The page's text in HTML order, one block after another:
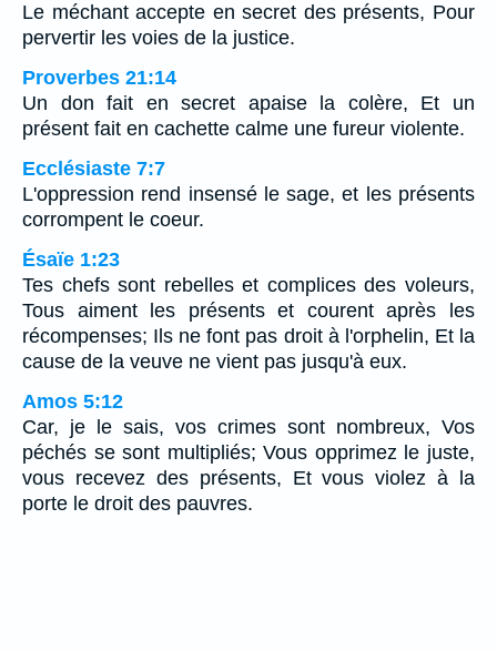
Le méchant accepte en secret des présents, Pour
pervertir les voies de la justice.
Proverbes 21:14
Un don fait en secret apaise la colère, Et un
présent fait en cachette calme une fureur violente.
Ecclésiaste 7:7
L'oppression rend insensé le sage, et les présents
corrompent le coeur.
Ésaïe 1:23
Tes chefs sont rebelles et complices des voleurs,
Tous aiment les présents et courent après les
récompenses; Ils ne font pas droit à l'orphelin, Et la
cause de la veuve ne vient pas jusqu'à eux.
Amos 5:12
Car, je le sais, vos crimes sont nombreux, Vos
péchés se sont multipliés; Vous opprimez le juste,
vous recevez des présents, Et vous violez à la
porte le droit des pauvres.